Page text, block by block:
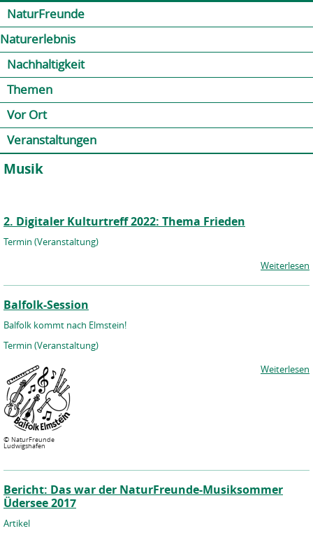
NaturFreunde
Naturerlebnis
Nachhaltigkeit
Themen
Vor Ort
Veranstaltungen
Musik
2. Digitaler Kulturtreff 2022: Thema Frieden
Termin (Veranstaltung)
Weiterlesen
Balfolk-Session
Balfolk kommt nach Elmstein!
Termin (Veranstaltung)
© NaturFreunde
Ludwigshafen
Weiterlesen
Bericht: Das war der NaturFreunde-Musiksommer
Üdersee 2017
Artikel